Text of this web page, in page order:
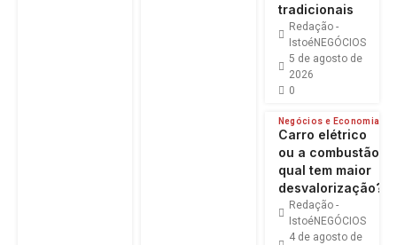
tradicionais
Redação -
IstoéNEGÓCIOS
5 de agosto de
2026
0
Negócios e Economia
Carro elétrico
ou a combustão:
qual tem maior
desvalorização?
Redação -
IstoéNEGÓCIOS
4 de agosto de